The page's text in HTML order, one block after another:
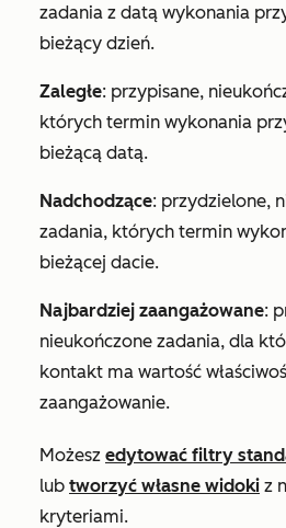
zadania z datą wykonania
bieżący dzień.
Zaległe: przypisane,
których termin wykonania
bieżącą datą.
Nadchodzące: przydzielone,
zadania, których termin
bieżącej dacie.
Najbardziej zaangażowane:
nieukończone zadania, dla
kontakt ma wartość
zaangażowanie.
Możesz edytować filtry
lub tworzyć własne widoki z
kryteriami.